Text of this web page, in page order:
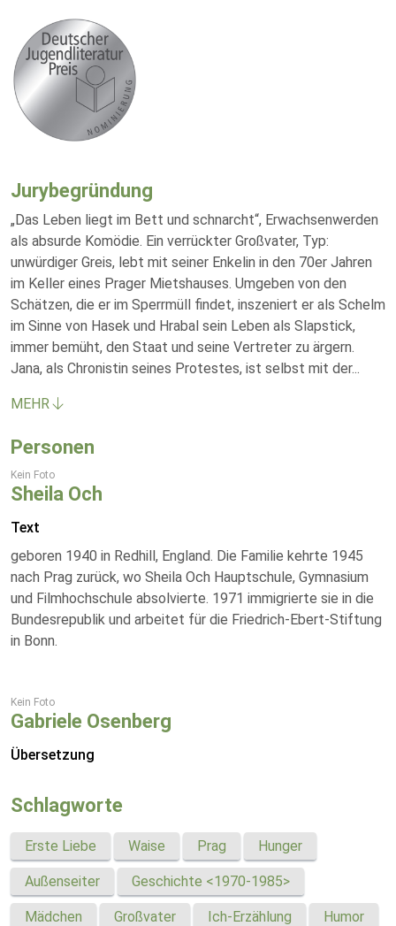
Jurybegründung
„Das Leben liegt im Bett und schnarcht“, Erwachsenwerden
als absurde Komödie. Ein verrückter Großvater, Typ:
unwürdiger Greis, lebt mit seiner Enkelin in den 70er Jahren
im Keller eines Prager Mietshauses. Umgeben von den
Schätzen, die er im Sperrmüll findet, inszeniert er als Schelm
im Sinne von Hasek und Hrabal sein Leben als Slapstick,
immer bemüht, den Staat und seine Vertreter zu ärgern.
Jana, als Chronistin seines Protestes, ist selbst mit der...
MEHR
Personen
Kein Foto
Sheila Och
Text
geboren 1940 in Redhill, England. Die Familie kehrte 1945
nach Prag zurück, wo Sheila Och Hauptschule, Gymnasium
und Filmhochschule absolvierte. 1971 immigrierte sie in die
Bundesrepublik und arbeitet für die Friedrich-Ebert-Stiftung
in Bonn.
Kein Foto
Gabriele Osenberg
Übersetzung
Schlagworte
Erste Liebe Waise Prag Hunger
Außenseiter Geschichte <1970-1985>
Mädchen Großvater Ich-Erzählung Humor